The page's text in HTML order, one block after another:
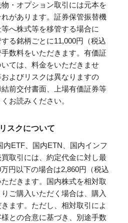
・オプション取引には元本を
があります。証券保管振替機
へ株式等を移管する場合に
る銘柄ごとに11,000円（税込
数料をいただきます。有価証
ては、料金をいただきませ
よびリスクは異なりますの
前交付書面、上場有価証券等
お読みください。
スクについて
内ETF、国内ETN、国内インフ
取引には、約定代金に対し最
円以下の場合は2,860円（税込
だきます。国内株式を相対取
ご購入いただく場合は、購入
ます。ただし、相対取引によ
との合意に基づき、別途手数